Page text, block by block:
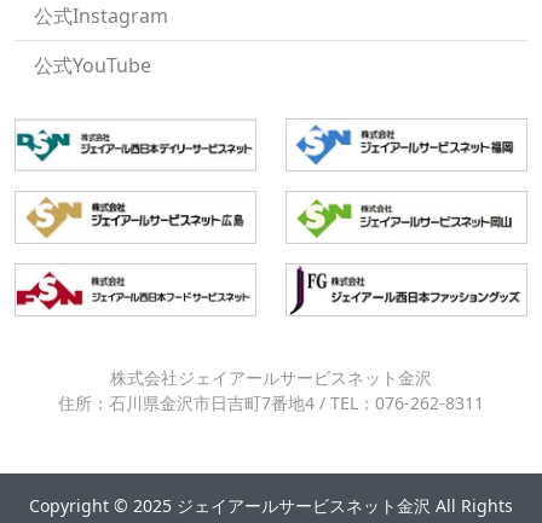
公式Instagram
公式YouTube
株式会社ジェイアールサービスネット金沢
住所：石川県金沢市日吉町7番地4 / TEL：076-262-8311
Copyright © 2025 ジェイアールサービスネット金沢 All Rights